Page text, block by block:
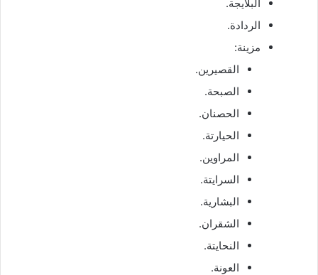
البلايجة.
الردادة.
مزينة:
القصيرين.
الصبحة.
الحصنان.
الحيارتة.
المراوين.
السرايتة.
البشارية.
الشقران.
النحايتة.
العونة.